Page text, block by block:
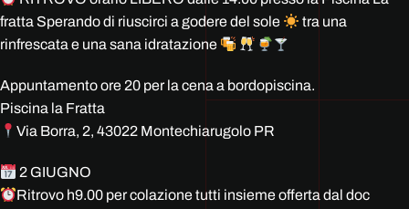
fratta Sperando di riuscirci a godere del sole
tra una
rinfrescata e una sana idratazione
Appuntamento ore 20 per la cena a bordopiscina.
Piscina la Fratta
Via Borra, 2, 43022 Montechiarugolo PR
2 GIUGNO
Ritrovo h9.00 per colazione tutti insieme offerta dal doc